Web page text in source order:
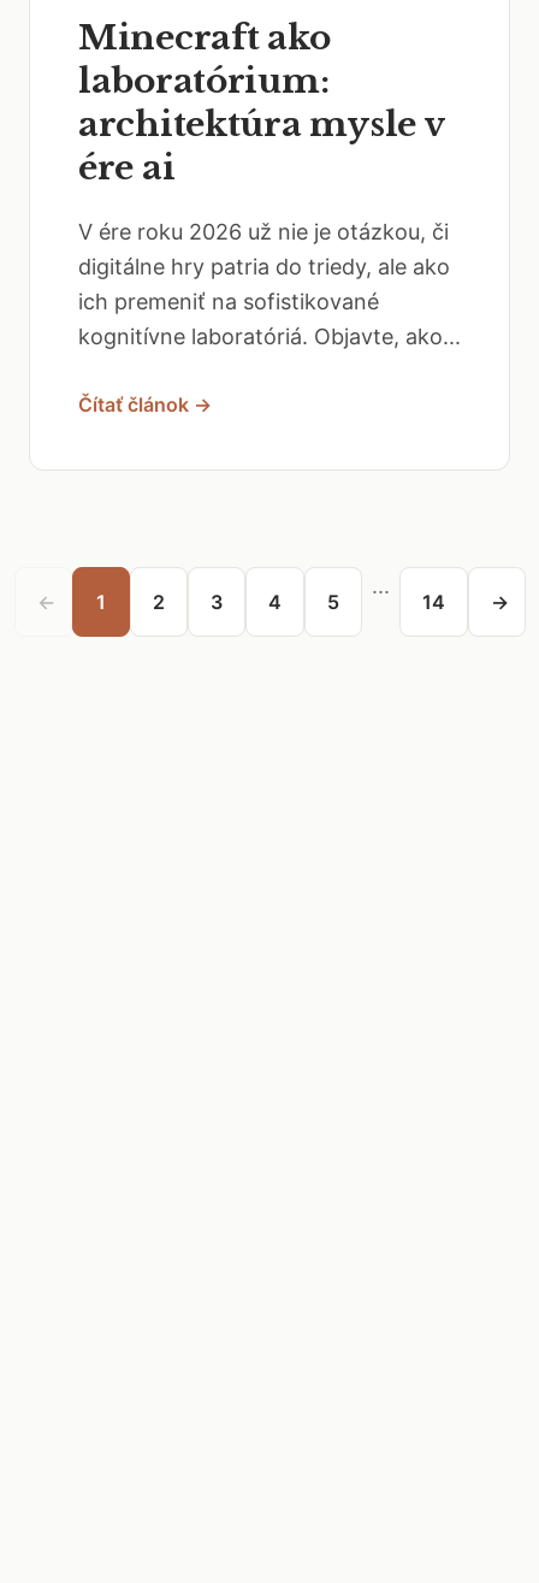
Minecraft ako
laboratórium:
architektúra mysle v
ére ai
V ére roku 2026 už nie je otázkou, či
digitálne hry patria do triedy, ale ako
ich premeniť na sofistikované
kognitívne laboratóriá. Objavte, ako...
Čítať článok →
← 1 2 3 4 5
...
14 →